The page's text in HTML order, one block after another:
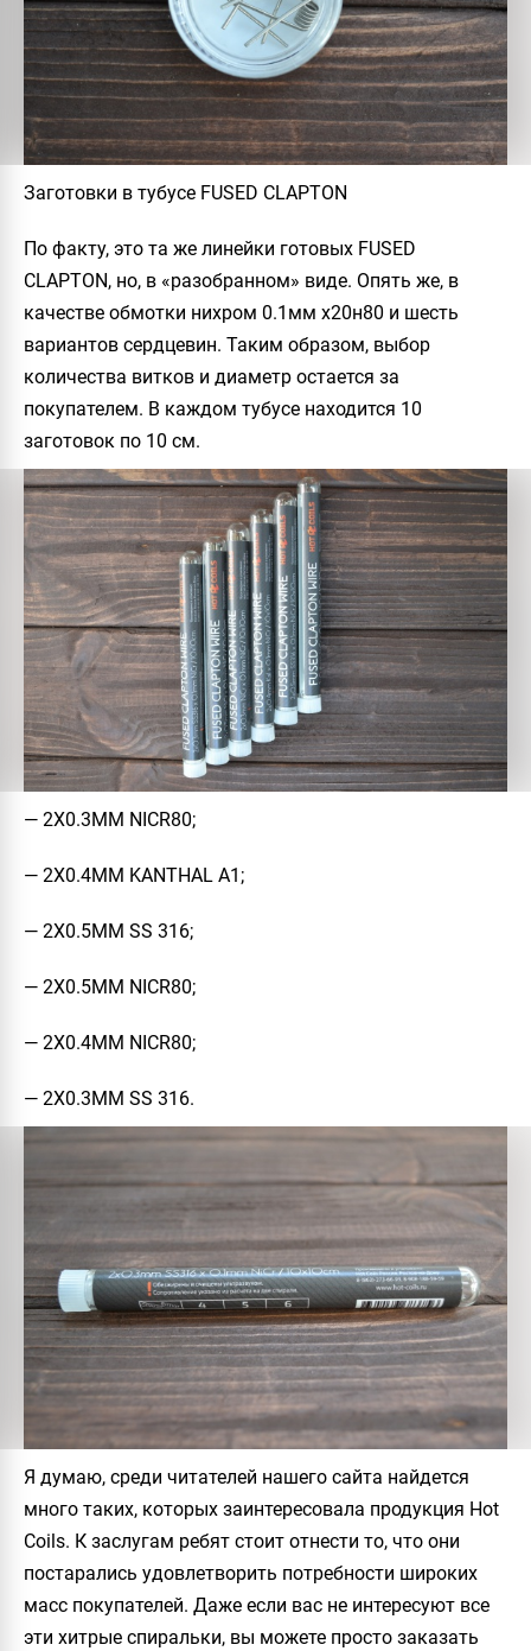
Заготовки в тубусе FUSED CLAPTON
По факту, это та же линейки готовых FUSED
CLAPTON, но, в «разобранном» виде. Опять же, в
качестве обмотки нихром 0.1мм х20н80 и шесть
вариантов сердцевин. Таким образом, выбор
количества витков и диаметр остается за
покупателем. В каждом тубусе находится 10
заготовок по 10 см.
— 2Х0.3ММ NICR80;
— 2Х0.4ММ KANTHAL A1;
— 2Х0.5ММ SS 316;
— 2Х0.5ММ NICR80;
— 2Х0.4ММ NICR80;
— 2Х0.3ММ SS 316.
Я думаю, среди читателей нашего сайта найдется
много таких, которых заинтересовала продукция Hot
Coils. К заслугам ребят стоит отнести то, что они
постарались удовлетворить потребности широких
масс покупателей. Даже если вас не интересуют все
эти хитрые спиральки, вы можете просто заказать